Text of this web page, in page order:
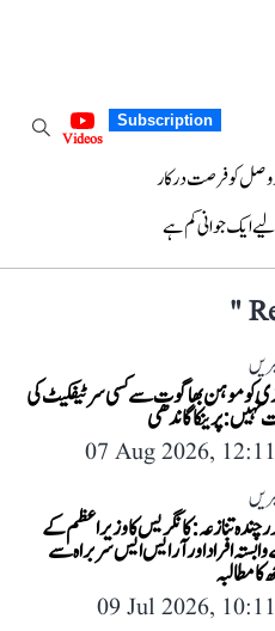
Subscription
Videos
وصل کو فرصت درکار
ایک جوانی کم ہے
"
موہن بھاگوت سے کسی سرٹیفکیٹ کی
پرینکا گاندھی
07 Aug 2026,
چندہ تنازعہ: کانگریس کا وزیر اعظم کے
افراد اور آر ایس ایس سربراہ سے
کا مطالبہ
09 Jul 2026,